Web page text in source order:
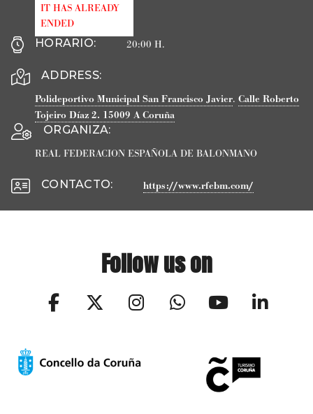
IT HAS ALREADY
ENDED
HORARIO: 20:00 H.
ADDRESS:
Polideportivo Municipal San Francisco Javier. Calle Roberto
Tojeiro Díaz 2. 15009 A Coruña
ORGANIZA:
REAL FEDERACION ESPAÑOLA DE BALONMANO
CONTACTO: https://www.rfebm.com/
Follow us on